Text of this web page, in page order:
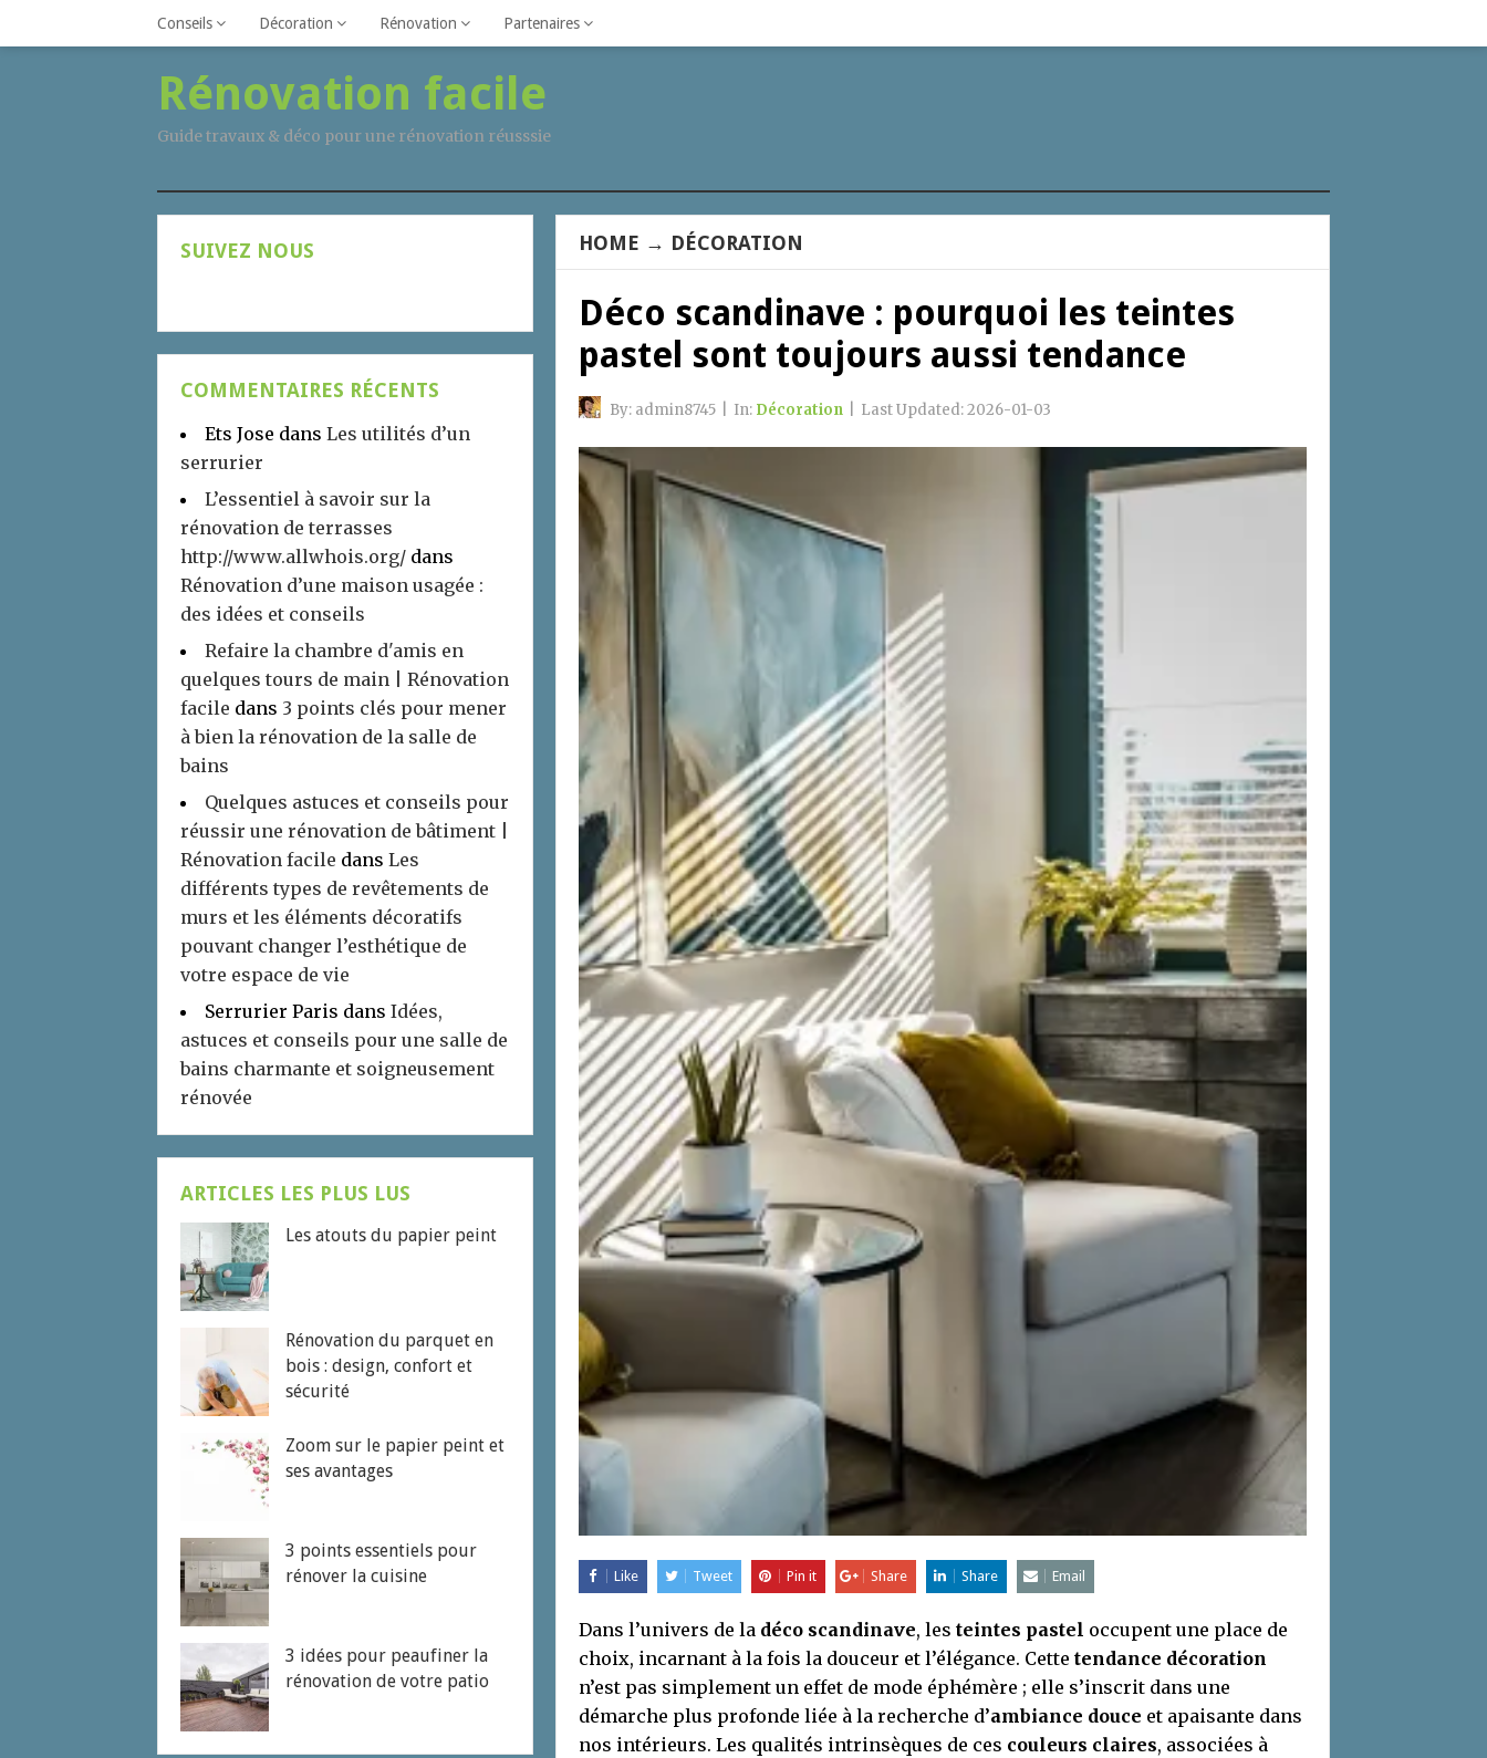
Conseils Décoration Rénovation Partenaires
Rénovation facile
Guide travaux & déco pour une rénovation réusssie
HOME → DÉCORATION
Déco scandinave : pourquoi les teintes
pastel sont toujours aussi tendance
By: admin8745 In: Décoration Last Updated:2026-01-03
Like Tweet Pin it Share Share Email
Dans l’univers de la déco scandinave, les teintes pastel occupent une place de
choix, incarnant à la fois la douceur et l’élégance. Cette tendance décoration
n’est pas simplement un effet de mode éphémère ; elle s’inscrit dans une
démarche plus profonde liée à la recherche d’ambiance douce et apaisante dans
nos intérieurs. Les qualités intrinsèques de ces couleurs claires, associées à
SUIVEZ NOUS
COMMENTAIRES RÉCENTS
Ets Jose dans Les utilités d’un
serrurier
L’essentiel à savoir sur la
rénovation de terrasses
http://www.allwhois.org/ dans
Rénovation d’une maison usagée :
des idées et conseils
Refaire la chambre d'amis en
quelques tours de main | Rénovation
facile dans 3 points clés pour mener
à bien la rénovation de la salle de
bains
Quelques astuces et conseils pour
réussir une rénovation de bâtiment |
Rénovation facile dans Les
différents types de revêtements de
murs et les éléments décoratifs
pouvant changer l’esthétique de
votre espace de vie
Serrurier Paris dans Idées,
astuces et conseils pour une salle de
bains charmante et soigneusement
rénovée
ARTICLES LES PLUS LUS
Les atouts du papier peint
Rénovation du parquet en
bois : design, confort et
sécurité
Zoom sur le papier peint et
ses avantages
3 points essentiels pour
rénover la cuisine
3 idées pour peaufiner la
rénovation de votre patio